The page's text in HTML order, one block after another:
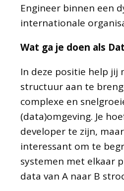
Engineer binnen een
internationale
Wat ga je doen als
In deze positie help jij
structuur aan te
complexe en
(data)omgeving. Je
developer te zijn,
interessant om te
systemen met elkaar
data van A naar B